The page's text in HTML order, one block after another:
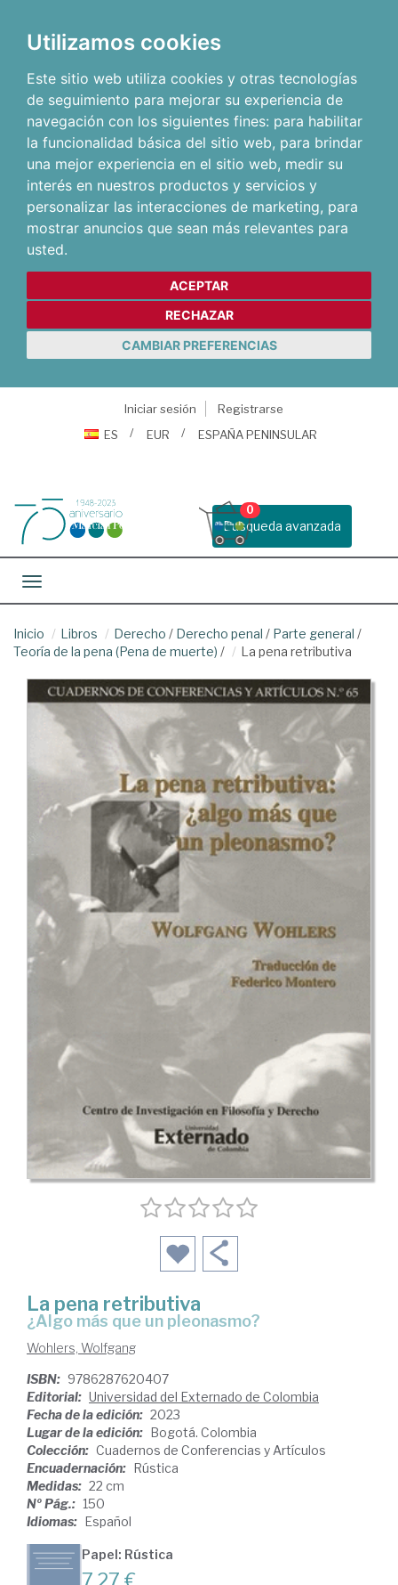
Utilizamos cookies
Este sitio web utiliza cookies y otras tecnologías
de seguimiento para mejorar su experiencia de
navegación con los siguientes fines: para habilitar
la funcionalidad básica del sitio web, para brindar
una mejor experiencia en el sitio web, medir su
interés en nuestros productos y servicios y
personalizar las interacciones de marketing, para
mostrar anuncios que sean más relevantes para
usted.
ACEPTAR
RECHAZAR
CAMBIAR PREFERENCIAS
Iniciar sesión
Registrarse
ES
EUR ESPAÑA PENINSULAR
Busqueda avanzada
0
Toggle navigation
Inicio Libros Derecho / Derecho penal / Parte general /
Teoría de la pena (Pena de muerte) / La pena retributiva
La pena retributiva
¿algo más que un pleonasmo?
Wohlers, Wolfgang
ISBN: 9786287620407
Editorial: Universidad del Externado de Colombia
Fecha de la edición: 2023
Lugar de la edición: Bogotá. Colombia
Colección: Cuadernos de Conferencias y Artículos
Encuadernación: Rústica
Medidas: 22 cm
Nº Pág.: 150
Idiomas: Español
Papel: Rústica